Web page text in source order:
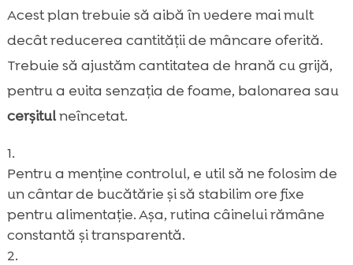
Acest plan trebuie să aibă în vedere mai mult
decât reducerea cantității de mâncare oferită.
Trebuie să ajustăm cantitatea de hrană cu grijă,
pentru a evita senzația de foame, balonarea sau
cerșitulneîncetat.
Pentru a menține controlul, e util să ne folosim de
un cântar de bucătărie și să stabilim ore fixe
pentru alimentație. Așa, rutina câinelui rămâne
constantă și transparentă.